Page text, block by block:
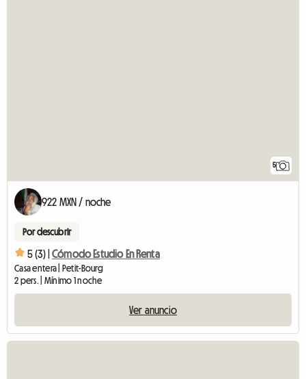
5
922 MXN / noche
Por descubrir
5 (3) | Cómodo Estudio En Renta
Casa entera | Petit-Bourg
2 pers. | Mínimo 1 noche
Ver anuncio